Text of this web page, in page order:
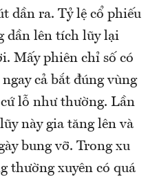
dần ra. Tỷ lệ cổ phiếu
dần lên tích lũy lại
Mấy phiên chỉ số có
cả bắt đúng vùng
lỗ như thường. Lần
này gia tăng lên và
bung vỡ. Trong xu
thường xuyên có quá